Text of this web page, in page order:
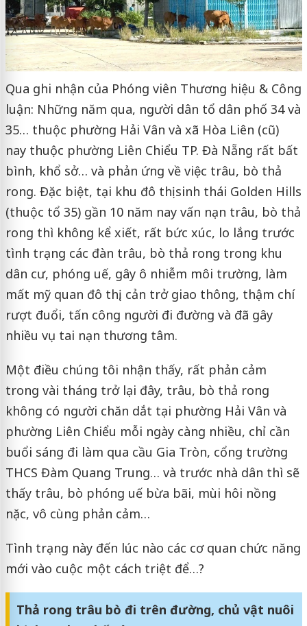
Qua ghi nhận của Phóng viên Thương hiệu & Công
luận: Những năm qua, người dân tổ dân phố 34 và
35… thuộc phường Hải Vân và xã Hòa Liên (cũ)
nay thuộc phường Liên Chiểu TP. Đà Nẵng rất bất
bình, khổ sở… và phản ứng về việc trâu, bò thả
rong. Đặc biệt, tại khu đô thị sinh thái Golden Hills
(thuộc tổ 35) gần 10 năm nay vấn nạn trâu, bò thả
rong thì không kể xiết, rất bức xúc, lo lắng trước
tình trạng các đàn trâu, bò thả rong trong khu
dân cư, phóng uế, gây ô nhiễm môi trường, làm
mất mỹ quan đô thị, cản trở giao thông, thậm chí
rượt đuổi, tấn công người đi đường và đã gây
nhiều vụ tai nạn thương tâm.
Một điều chúng tôi nhận thấy, rất phản cảm
trong vài tháng trở lại đây, trâu, bò thả rong
không có người chăn dắt tại phường Hải Vân và
phường Liên Chiểu mỗi ngày càng nhiều, chỉ cần
buổi sáng đi làm qua cầu Gia Tròn, cổng trường
THCS Đàm Quang Trung… và trước nhà dân thì sẽ
thấy trâu, bò phóng uế bừa bãi, mùi hôi nồng
nặc, vô cùng phản cảm…
Tình trạng này đến lúc nào các cơ quan chức năng
mới vào cuộc một cách triệt để…?
Thả rong trâu bò đi trên đường, chủ vật nuôi